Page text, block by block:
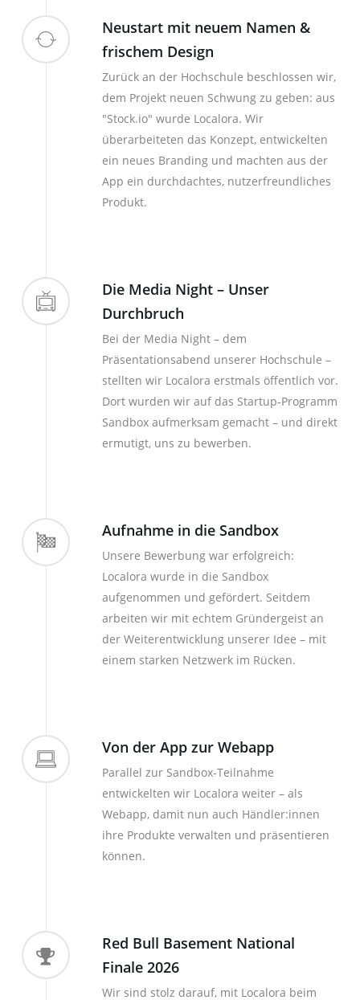
Neustart mit neuem Namen &
frischem Design
Zurück an der Hochschule beschlossen wir,
dem Projekt neuen Schwung zu geben: aus
"Stock.io" wurde Localora. Wir
überarbeiteten das Konzept, entwickelten
ein neues Branding und machten aus der
App ein durchdachtes, nutzerfreundliches
Produkt.
Die Media Night – Unser
Durchbruch
Bei der Media Night – dem
Präsentationsabend unserer Hochschule –
stellten wir Localora erstmals öffentlich vor.
Dort wurden wir auf das Startup-Programm
Sandbox aufmerksam gemacht – und direkt
ermutigt, uns zu bewerben.
Aufnahme in die Sandbox
Unsere Bewerbung war erfolgreich:
Localora wurde in die Sandbox
aufgenommen und gefördert. Seitdem
arbeiten wir mit echtem Gründergeist an
der Weiterentwicklung unserer Idee – mit
einem starken Netzwerk im Rücken.
Von der App zur Webapp
Parallel zur Sandbox-Teilnahme
entwickelten wir Localora weiter – als
Webapp, damit nun auch Händler:innen
ihre Produkte verwalten und präsentieren
können.
Red Bull Basement National
Finale 2026
Wir sind stolz darauf, mit Localora beim